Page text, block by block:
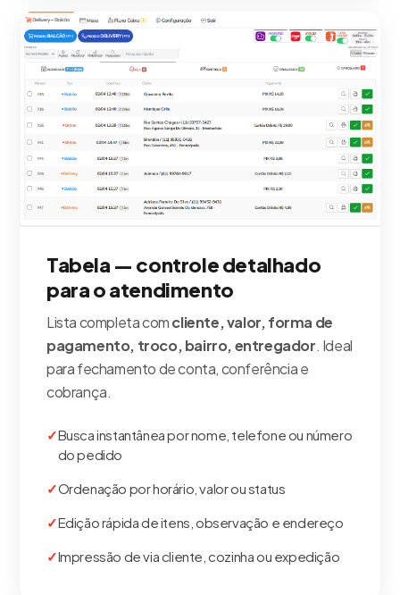
Tabela — controle detalhado
para o atendimento
Lista completa comcliente, valor, forma de
pagamento, troco, bairro, entregador. Ideal
para fechamento de conta, conferência e
cobrança.
Busca instantânea por nome, telefone ou número
do pedido
Ordenação por horário, valor ou status
Edição rápida de itens, observação e endereço
Impressão de via cliente, cozinha ou expedição